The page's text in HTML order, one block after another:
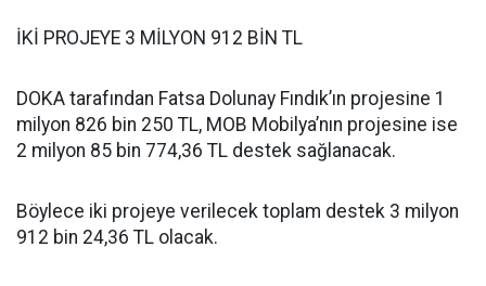
İKİ PROJEYE 3 MİLYON 912 BİN TL
DOKA tarafından Fatsa Dolunay Fındık’ın projesine 1
milyon 826 bin 250 TL, MOB Mobilya’nın projesine ise
2 milyon 85 bin 774,36 TL destek sağlanacak.
Böylece iki projeye verilecek toplam destek 3 milyon
912 bin 24,36 TL olacak.